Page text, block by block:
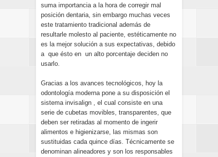
suma importancia a la hora de corregir mal
posición dentaria, sin embargo muchas veces
este tratamiento tradicional además de
resultarle molesto al paciente, estéticamente no
es la mejor solución a sus expectativas, debido
a que ésto en un alto porcentaje deciden no
usarlo.
Gracias a los avances tecnológicos, hoy la
odontología moderna pone a su disposición el
sistema invisalign , el cual consiste en una
serie de cubetas movibles, transparentes, que
deben ser retiradas al momento de ingerir
alimentos e higienizarse, las mismas son
sustituidas cada quince días. Técnicamente se
denominan alineadores y son los responsables